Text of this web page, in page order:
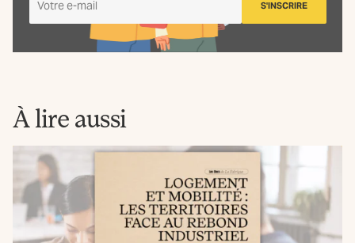
m'inscris
à
S'INSCRIRE
À lire aussi